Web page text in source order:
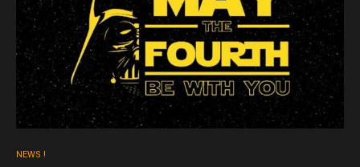
NEWS !